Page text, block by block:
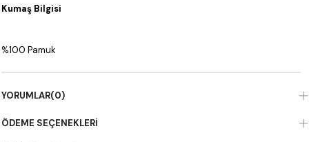
Kumaş Bilgisi
%100 Pamuk
YORUMLAR(0)
ÖDEME SEÇENEKLERI